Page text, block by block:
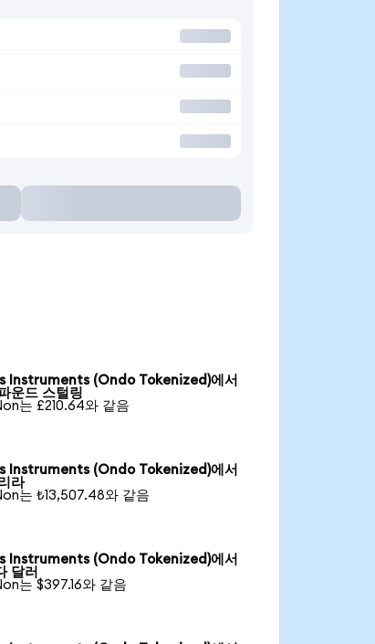
Instruments (Ondo Tokenized)에서
운드 스털링
는 £210.64와 같음
Instruments (Ondo Tokenized)에서
라
는 ₺13,507.48와 같음
Instruments (Ondo Tokenized)에서
달러
는 $397.16와 같음